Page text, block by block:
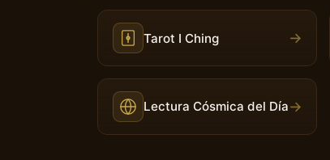
Tarot I Ching →
Lectura Cósmica del Día→